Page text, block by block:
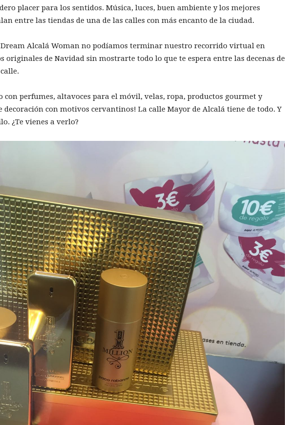
placer para los sentidos. Música, luces, buen ambiente y los mejores
entre las tiendas de una de las calles con más encanto de la ciudad.
Dream Alcalá Woman no podíamos terminar nuestro recorrido virtual en
originales de Navidad sin mostrarte todo lo que te espera entre las decenas de
con perfumes, altavoces para el móvil, velas, ropa, productos gourmet y
decoración con motivos cervantinos! La calle Mayor de Alcalá tiene de todo. Y
¿Te vienes a verlo?